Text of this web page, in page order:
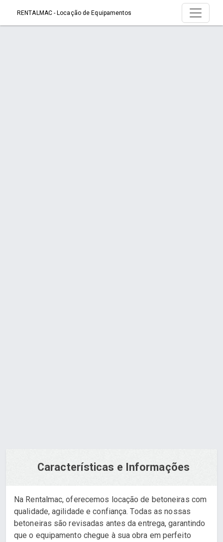
RENTALMAC - Locação de Equipamentos
Características e Informações
Na Rentalmac, oferecemos locação de betoneiras com
qualidade, agilidade e confiança. Todas as nossas
betoneiras são revisadas antes da entrega, garantindo
que o equipamento chegue à sua obra em perfeito